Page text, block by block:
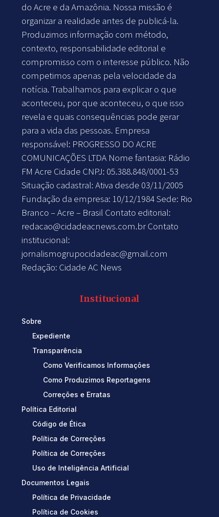
do Acre e da Amazônia. Nossa missão é
organizar a realidade antes de publicá-la.
Produzimos informação com método,
contexto, responsabilidade editorial e
compromisso com o interesse público. Não
competimos apenas pela velocidade da
notícia. Trabalhamos para explicar o que
aconteceu, por que aconteceu, o que isso
revela e quais consequências pode gerar
para a vida das pessoas. Empresa
responsável: PROGRESSO DO ACRE
COMUNICAÇÕES LTDA Nome fantasia: Rádio
FM Acre Cidade CNPJ: 05.388.848/0001-53
Situação cadastral: Ativa desde 03/11/2005
Fundação da empresa: 10/12/1984 Sede: Rio
Branco – Acre – Brasil Contato editorial:
redacao@cidadeacnews.com.brContato
institucional:
jornalismogrupocidadeac@gmail.com
Redação: Cidade AC News
Institucional
Sobre
Expediente
Transparência
Como Verificamos Informações
Como Produzimos Reportagens
Correções e Erratas
Política Editorial
Código de Ética
Política de Correções
Política de Correções
Uso de Inteligência Artificial
Documentos Legais
Política de Privacidade
Política de Cookies